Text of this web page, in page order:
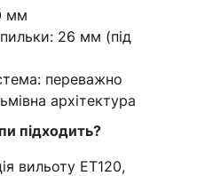
мм
26 мм (під
переважно
архітектура
підходить?
вильоту ET120,